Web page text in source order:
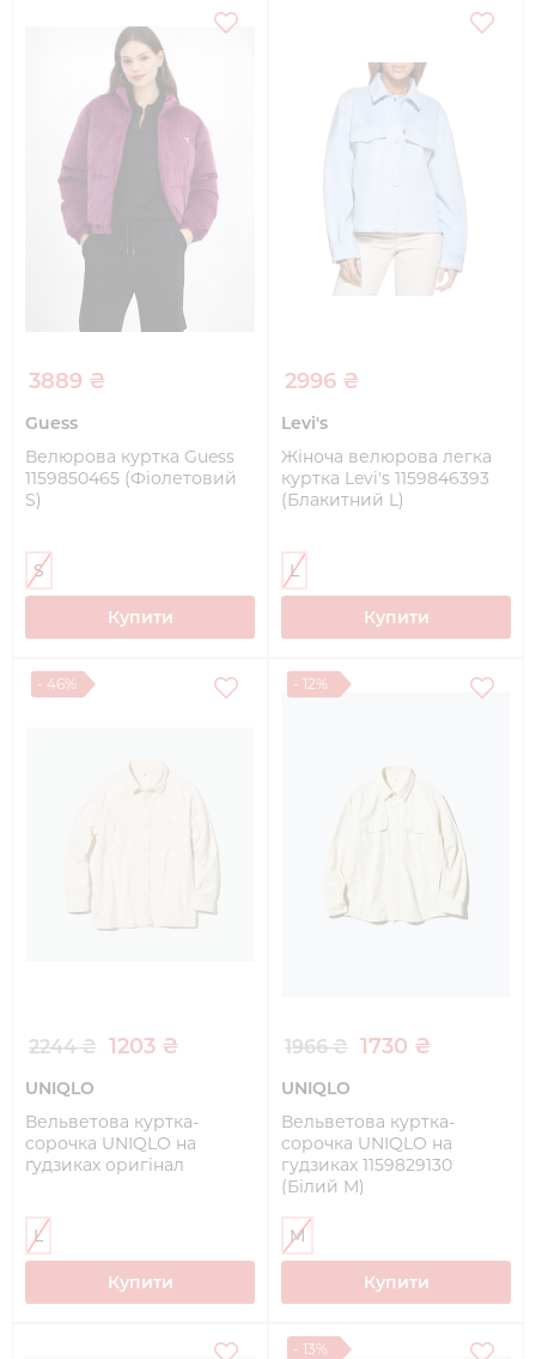
3889 ₴
Guess
Велюрова куртка Guess
1159850465 (Фіолетовий
S)
S
Купити
2996 ₴
Levi's
Жіноча велюрова легка
куртка Levi's 1159846393
(Блакитний L)
L
Купити
- 46%
2244 ₴ 1203 ₴
UNIQLO
Вельветова куртка-
сорочка UNIQLO на
ґудзиках оригінал
L
Купити
- 12%
1966 ₴ 1730 ₴
UNIQLO
Вельветова куртка-
сорочка UNIQLO на
гудзиках 1159829130
(Білий M)
M
Купити
- 13%